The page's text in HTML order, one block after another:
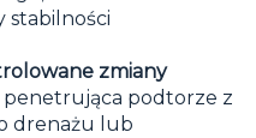
stabilności
zmiany
penetrująca podtorze z
drenażu lub